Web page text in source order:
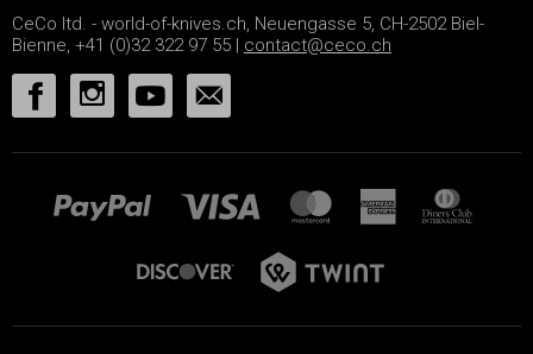
CeCo ltd. - world-of-knives.ch, Neuengasse 5, CH-2502 Biel-
Bienne, +41 (0)32 322 97 55 | contact@ceco.ch